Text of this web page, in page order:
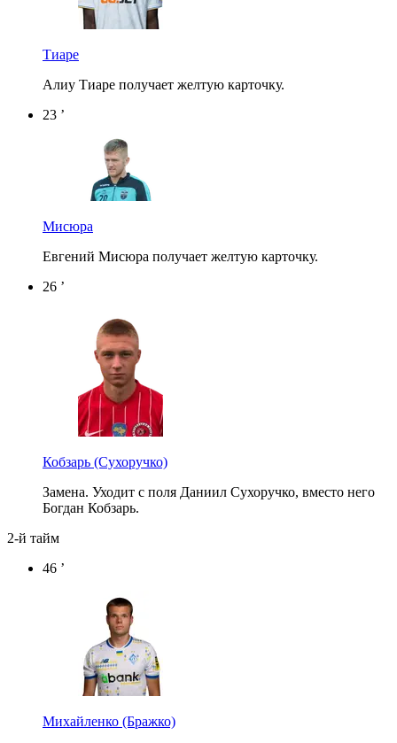
Тиаре
Алиу Тиаре получает желтую карточку.
23 ’
Мисюра
Евгений Мисюра получает желтую карточку.
26 ’
Кобзарь (Сухоручко)
Замена. Уходит с поля Даниил Сухоручко, вместо него
Богдан Кобзарь.
2-й тайм
46 ’
Михайленко (Бражко)